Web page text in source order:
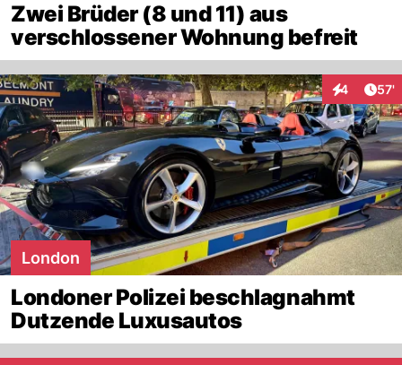
Zwei Brüder (8 und 11) aus
verschlossener Wohnung befreit
4 57'
London
Londoner Polizei beschlagnahmt
Dutzende Luxusautos